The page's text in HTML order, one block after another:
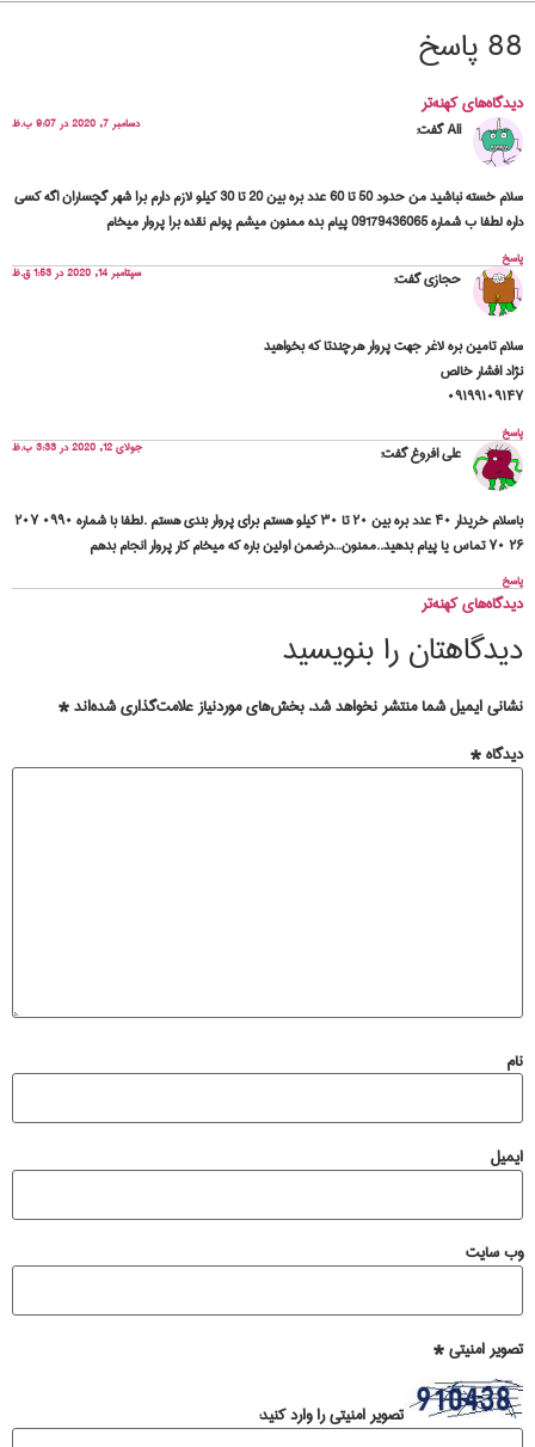
88 پاسخ
دیدگاه‌های کهنه‌تر
Aliگفت: دسامبر 7, 2020 در 9:07 ب.ظ
سلام خسته نباشید من حدود 50 تا 60 عدد بره بین 20 تا 30 کیلو لازم دارم برا شهر گچساران اگه کسی
داره لطفا ب شماره 09179436065 پیام بده ممنون میشم پولم نقده برا پروار میخام
پاسخ
حجازیگفت: سپتامبر 14, 2020 در 1:53 ق.ظ
سلام تامین بره لاغر جهت پروار هرچندتا که بخواهید
نژاد افشار خالص
۰۹۱۹۹۱۰۹۱۴۷
پاسخ
علی افروغگفت: جولای 12, 2020 در 3:33 ب.ظ
باسلام خریدار ۴۰ عدد بره بین ۲۰ تا ۳۰ کیلو هستم برای پروار بندی هستم .لطفا با شماره ۰۹۹۰ ۲۰۷
۲۶ ۷۰ تماس یا پیام بدهید..ممنون…درضمن اولین باره که میخام کار پروار انجام بدهم
پاسخ
دیدگاه‌های کهنه‌تر
دیدگاهتان را بنویسید
نشانی ایمیل شما منتشر نخواهد شد. بخش‌های موردنیاز علامت‌گذاری شده‌اند*
دیدگاه*
نام
ایمیل
وب‌ سایت
تصویر امنیتی*
تصویر امنیتی را وارد کنید: